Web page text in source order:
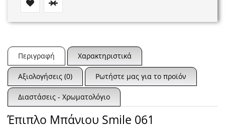
Περιγραφή Χαρακτηριστικά
Αξιολογήσεις (0) Ρωτήστε μας για το προϊόν
Διαστάσεις - Χρωματολόγιο
Έπιπλο Μπάνιου Smile 061